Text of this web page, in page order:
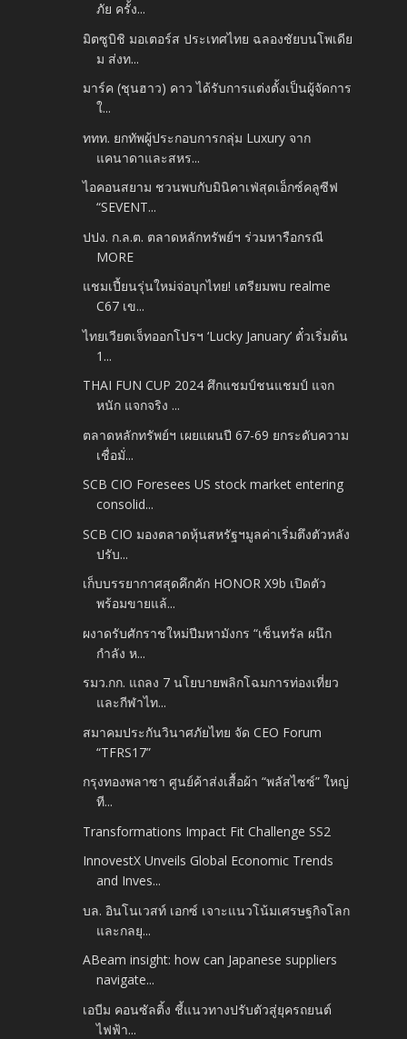
ภัย ครั้ง...
มิตซูบิชิ มอเตอร์ส ประเทศไทย ฉลองชัยบนโพเดีย
ม ส่งท...
มาร์ค (ชุนฮาว) คาว ได้รับการแต่งตั้งเป็นผู้จัดการ
ใ...
ททท. ยกทัพผู้ประกอบการกลุ่ม Luxury จาก
แคนาดาและสหร...
ไอคอนสยาม ชวนพบกับมินิคาเฟ่สุดเอ็กซ์คลูซีฟ
“SEVENT...
ปปง. ก.ล.ต. ตลาดหลักทรัพย์ฯ ร่วมหารือกรณี
MORE
แชมเปี้ยนรุ่นใหม่จ่อบุกไทย! เตรียมพบ realme
C67 เข...
ไทยเวียตเจ็ทออกโปรฯ ‘Lucky January’ ตั๋วเริ่มต้น
1...
THAI FUN CUP 2024 ศึกแชมป์ชนแชมป์ แจก
หนัก แจกจริง ...
ตลาดหลักทรัพย์ฯ เผยแผนปี 67-69 ยกระดับความ
เชื่อมั่...
SCB CIO Foresees US stock market entering
consolid...
SCB CIO มองตลาดหุ้นสหรัฐฯมูลค่าเริ่มตึงตัวหลัง
ปรับ...
เก็บบรรยากาศสุดคึกคัก HONOR X9b เปิดตัว
พร้อมขายแล้...
ผงาดรับศักราชใหม่ปีมหามังกร “เซ็นทรัล ผนึก
กำลัง ห...
รมว.กก. แถลง 7 นโยบายพลิกโฉมการท่องเที่ยว
และกีฬาไท...
สมาคมประกันวินาศภัยไทย จัด CEO Forum
“TFRS17”
กรุงทองพลาซา ศูนย์ค้าส่งเสื้อผ้า “พลัสไซซ์” ใหญ่
ที...
Transformations Impact Fit Challenge SS2
InnovestX Unveils Global Economic Trends
and Inves...
บล. อินโนเวสท์ เอกซ์ เจาะแนวโน้มเศรษฐกิจโลก
และกลยุ...
ABeam insight: how can Japanese suppliers
navigate...
เอบีม คอนซัลติ้ง ชี้แนวทางปรับตัวสู่ยุครถยนต์
ไฟฟ้า...